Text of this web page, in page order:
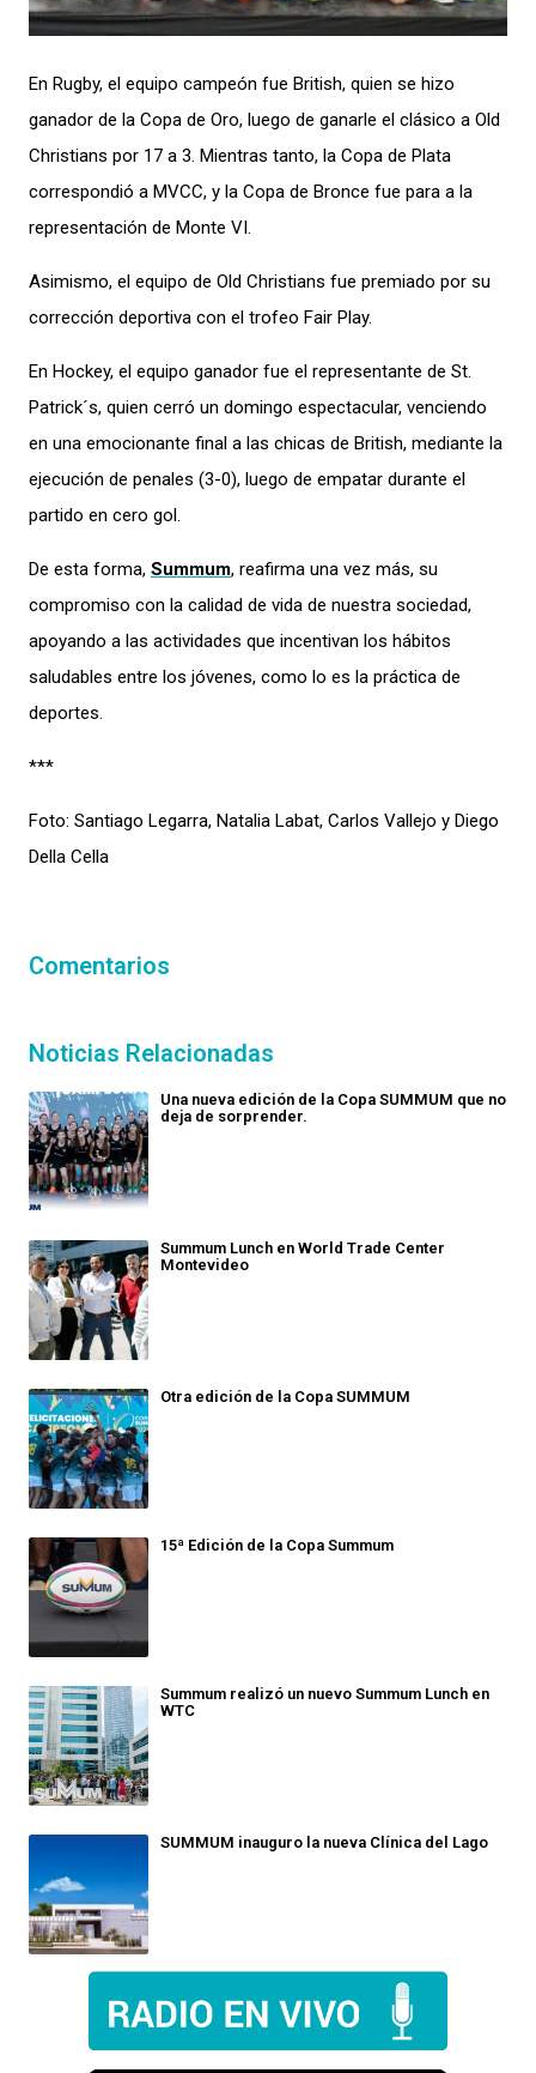
En Rugby, el equipo campeón fue British, quien se hizo
ganador de la Copa de Oro, luego de ganarle el clásico a Old
Christians por 17 a 3. Mientras tanto, la Copa de Plata
correspondió a MVCC, y la Copa de Bronce fue para a la
representación de Monte VI.
Asimismo, el equipo de Old Christians fue premiado por su
corrección deportiva con el trofeo Fair Play.
En Hockey, el equipo ganador fue el representante de St.
Patrick´s, quien cerró un domingo espectacular, venciendo
en una emocionante final a las chicas de British, mediante la
ejecución de penales (3-0), luego de empatar durante el
partido en cero gol.
De esta forma, Summum, reafirma una vez más, su
compromiso con la calidad de vida de nuestra sociedad,
apoyando a las actividades que incentivan los hábitos
saludables entre los jóvenes, como lo es la práctica de
deportes.
***
Foto: Santiago Legarra, Natalia Labat, Carlos Vallejo y Diego
Della Cella
Comentarios
Noticias Relacionadas
Una nueva edición de la Copa SUMMUM que no
deja de sorprender.
Summum Lunch en World Trade Center
Montevideo
Otra edición de la Copa SUMMUM
15ª Edición de la Copa Summum
Summum realizó un nuevo Summum Lunch en
WTC
SUMMUM inauguro la nueva Clínica del Lago